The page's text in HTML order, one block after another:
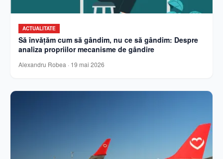
ACTUALITATE
Să învățăm cum să gândim, nu ce să gândim: Despre
analiza propriilor mecanisme de gândire
Alexandru Robea · 19 mai 2026